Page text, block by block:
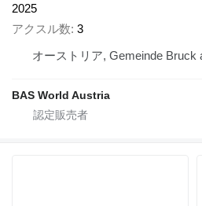
2025
アクスル数 3
オーストリア, Gemeinde Bruck
BAS World Austria